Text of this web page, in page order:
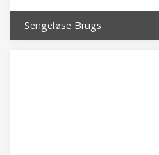
Sengeløse Brugs